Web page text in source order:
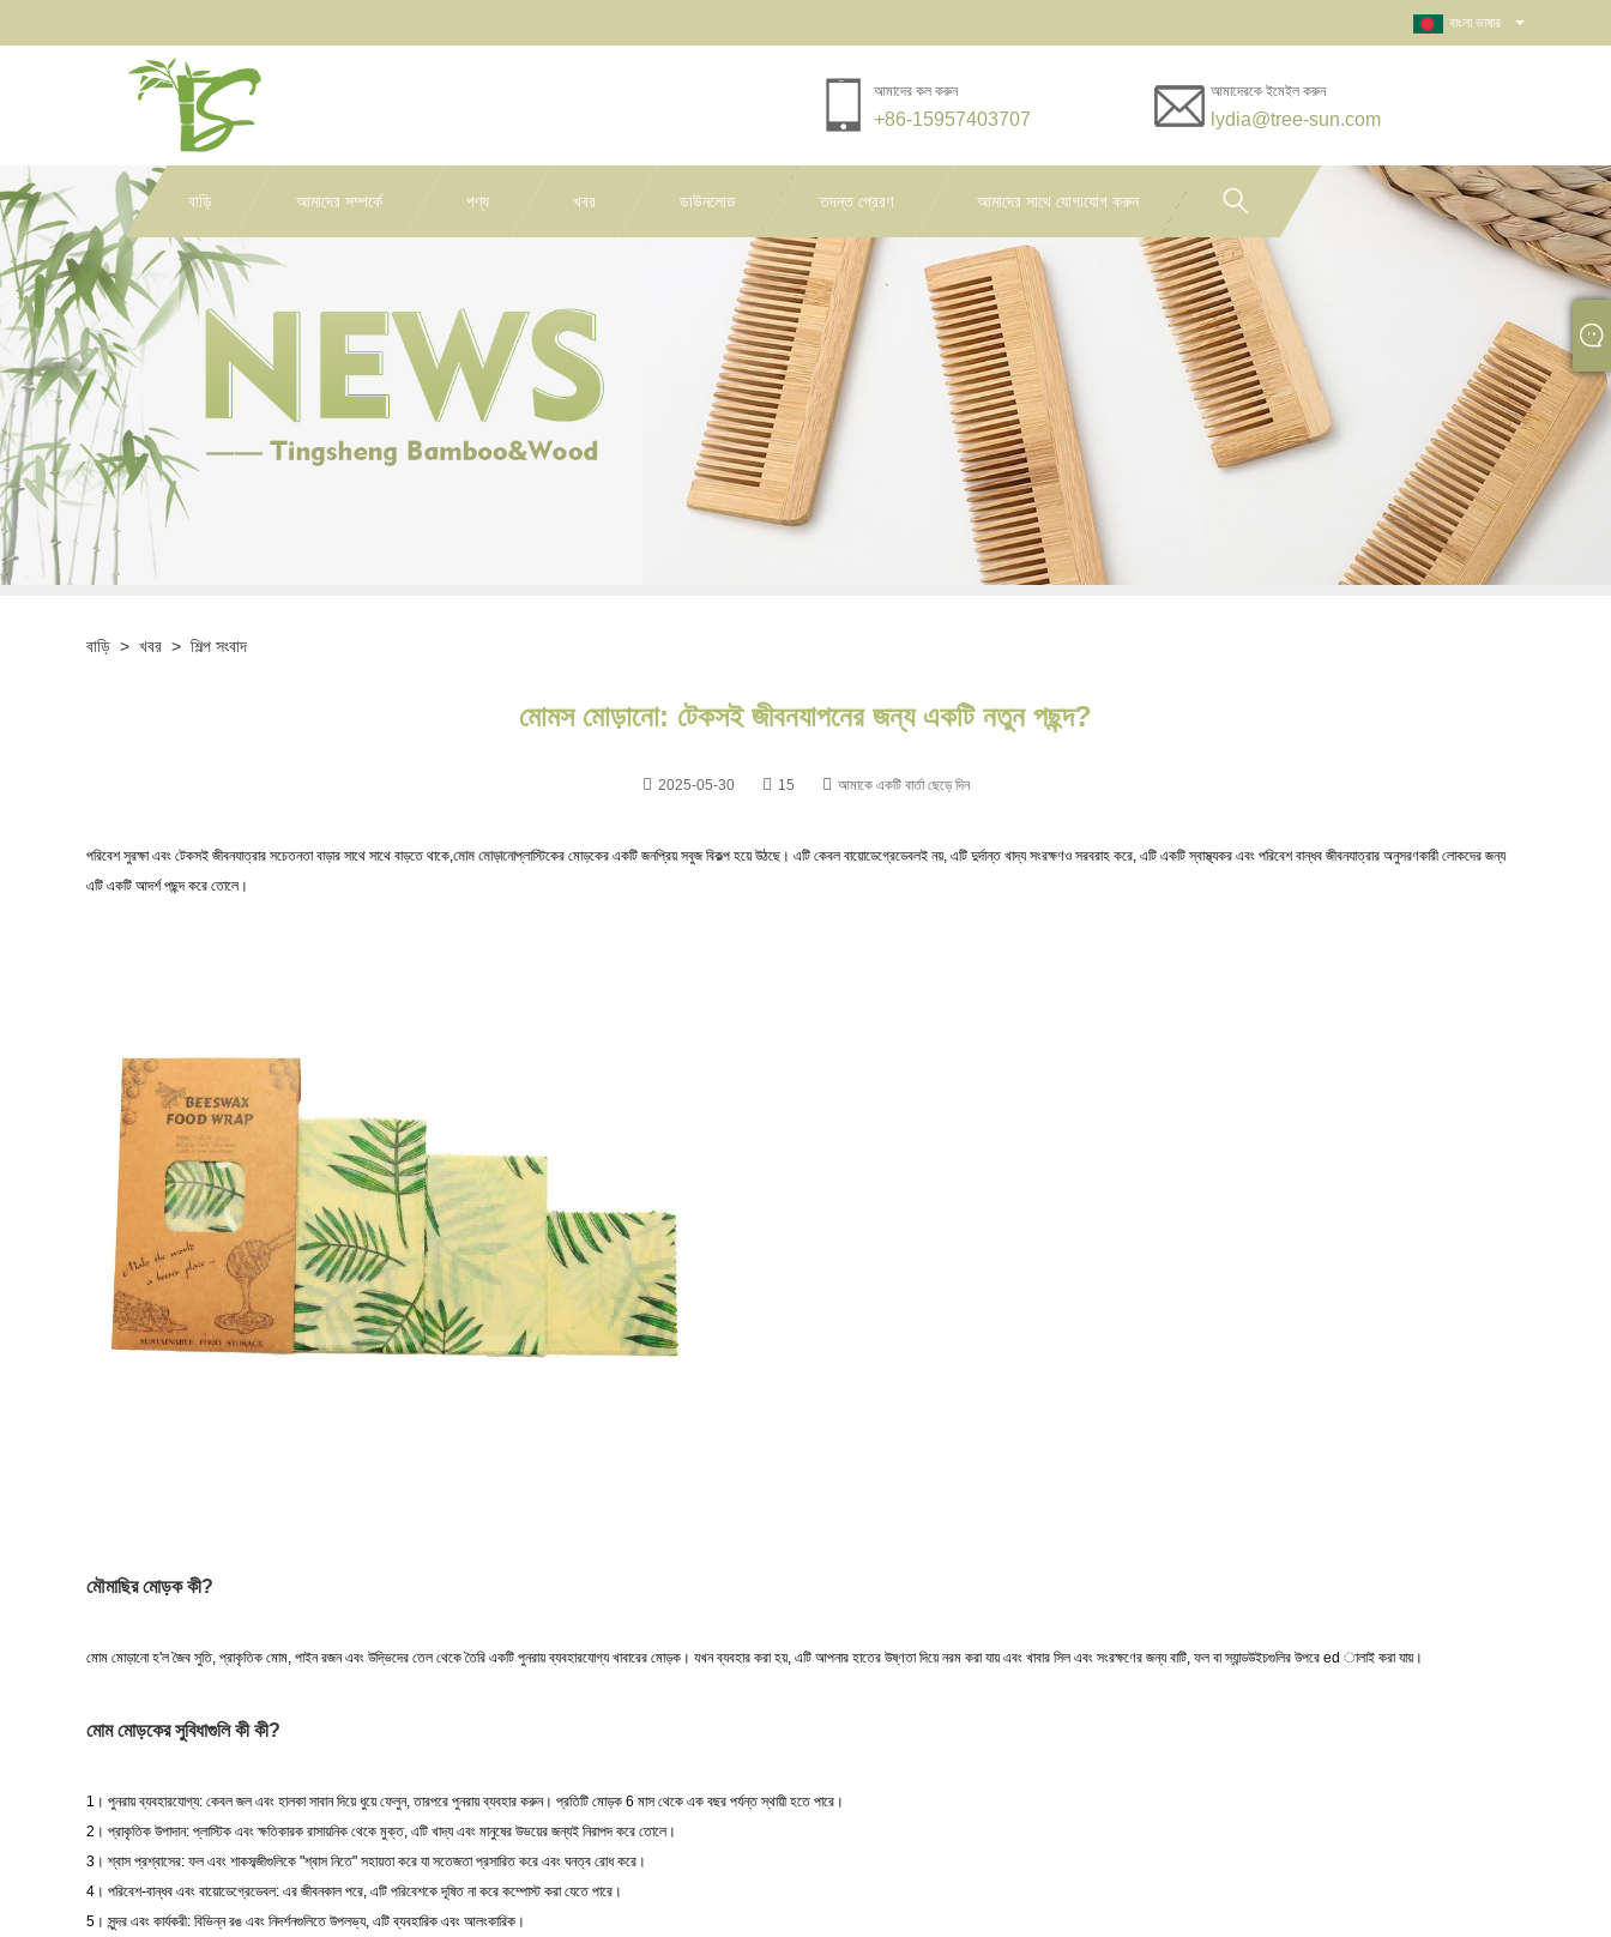
বাংলা ভাষার
আমাদের কল করুন
+86-15957403707
আমাদেরকে ইমেইল করুন
lydia@tree-sun.com
বাড়ি আমাদের সম্পর্কে পণ্য খবর ডাউনলোড তদন্ত প্রেরণ আমাদের সাথে যোগাযোগ করুন
বাড়ি > খবর > শিল্প সংবাদ
মোমস মোড়ানো: টেকসই জীবনযাপনের জন্য একটি নতুন পছন্দ?
2025-05-30 15 আমাকে একটি বার্তা ছেড়ে দিন
পরিবেশ সুরক্ষা এবং টেকসই জীবনযাত্রার সচেতনতা বাড়ার সাথে সাথে বাড়তে থাকে,মোম মোড়ানোপ্লাস্টিকের মোড়কের একটি জনপ্রিয় সবুজ বিকল্প হয়ে উঠছে। এটি কেবল বায়োডেগ্রেডেবলই নয়, এটি দুর্দান্ত খাদ্য সংরক্ষণও সরবরাহ করে, এটি একটি স্বাস্থ্যকর এবং পরিবেশ বান্ধব জীবনযাত্রার অনুসরণকারী লোকদের জন্য
এটি একটি আদর্শ পছন্দ করে তোলে।
মৌমাছির মোড়ক কী?
মোম মোড়ানো হ'ল জৈব সুতি, প্রাকৃতিক মোম, পাইন রজন এবং উদ্ভিদের তেল থেকে তৈরি একটি পুনরায় ব্যবহারযোগ্য খাবারের মোড়ক। যখন ব্যবহার করা হয়, এটি আপনার হাতের উষ্ণতা দিয়ে নরম করা যায় এবং খাবার সিল এবং সংরক্ষণের জন্য বাটি, ফল বা স্যান্ডউইচগুলির উপরে ed ালাই করা যায়।
মোম মোড়কের সুবিধাগুলি কী কী?
1। পুনরায় ব্যবহারযোগ্য: কেবল জল এবং হালকা সাবান দিয়ে ধুয়ে ফেলুন, তারপরে পুনরায় ব্যবহার করুন। প্রতিটি মোড়ক 6 মাস থেকে এক বছর পর্যন্ত স্থায়ী হতে পারে।
2। প্রাকৃতিক উপাদান: প্লাস্টিক এবং ক্ষতিকারক রাসায়নিক থেকে মুক্ত, এটি খাদ্য এবং মানুষের উভয়ের জন্যই নিরাপদ করে তোলে।
3। শ্বাস প্রশ্বাসের: ফল এবং শাকসব্জীগুলিকে "শ্বাস নিতে" সহায়তা করে যা সতেজতা প্রসারিত করে এবং ঘনত্ব রোধ করে।
4। পরিবেশ-বান্ধব এবং বায়োডেগ্রেডেবল: এর জীবনকাল পরে, এটি পরিবেশকে দূষিত না করে কম্পোস্ট করা যেতে পারে।
5। সুন্দর এবং কার্যকরী: বিভিন্ন রঙ এবং নিদর্শনগুলিতে উপলভ্য, এটি ব্যবহারিক এবং আলংকারিক।